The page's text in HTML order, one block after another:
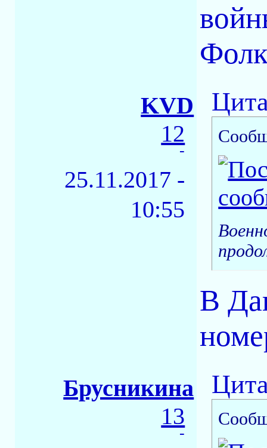
KVD
12
-
25.11.2017 -
10:55
В
Брусникина
13
-